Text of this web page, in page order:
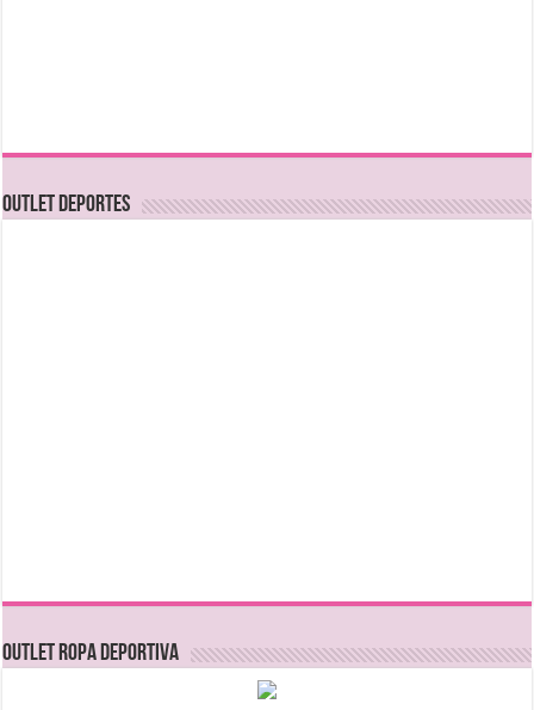
OUTLET DEPORTES
OUTLET ROPA DEPORTIVA